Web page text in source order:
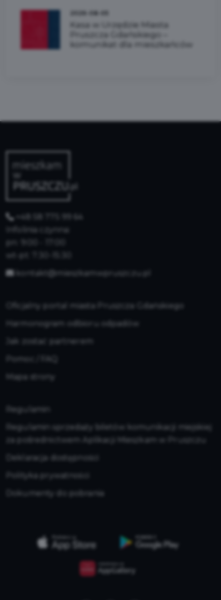
Kasa w Urzędzie Miasta
Pruszcza Gdańskiego –
komunikat dla mieszkańców
+48 58 775 99 64
Infolinia czynna:
kontakt@mieszkamwpruszczu.pl
Oficjalny portal miasta Pruszcza Gdańskiego
Harmonogram odbioru odpadów
Jak zostać partnerem
Mapa strony
Regulamin
Regulamin sprzedaży biletów komunikacji miejskiej
za pośrednictwem Aplikacji Mieszkam w Pruszczu
Deklaracja dostępności
Polityka prywatności
Dokumenty do pobrania